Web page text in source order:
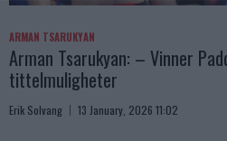
ARMAN TSARUKYAN
Arman Tsarukyan: – Vinner
tittelmuligheter
Erik Solvang 13 January, 2026 11:02